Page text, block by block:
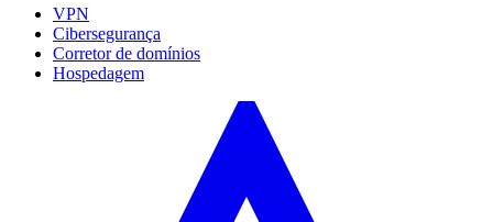
VPN
Cibersegurança
Corretor de domínios
Hospedagem